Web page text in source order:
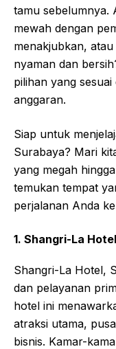
tamu sebelumnya.
mewah dengan
menakjubkan,
nyaman dan
pilihan yang
anggaran.
Siap untuk
Surabaya? Mari
yang megah hingga
temukan tempat
perjalanan Anda
1. Shangri-La
Shangri-La Hotel,
dan pelayanan
hotel ini
atraksi utama,
bisnis. Kamar-